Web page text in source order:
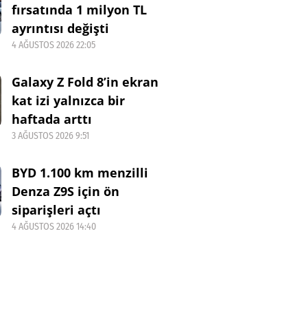
fırsatında 1 milyon TL
ayrıntısı değişti
4 AĞUSTOS 2026 22:05
Galaxy Z Fold 8’in ekran
kat izi yalnızca bir
haftada arttı
3 AĞUSTOS 2026 9:51
BYD 1.100 km menzilli
Denza Z9S için ön
siparişleri açtı
4 AĞUSTOS 2026 14:40